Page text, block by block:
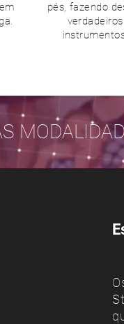
pés, fazendo
verdadeiros